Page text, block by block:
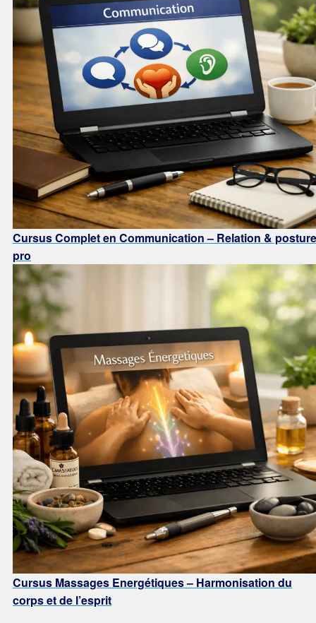
Cursus Complet en Communication – Relation & posture
pro
Cursus Massages Energétiques– Harmonisation du
corpset de l’esprit